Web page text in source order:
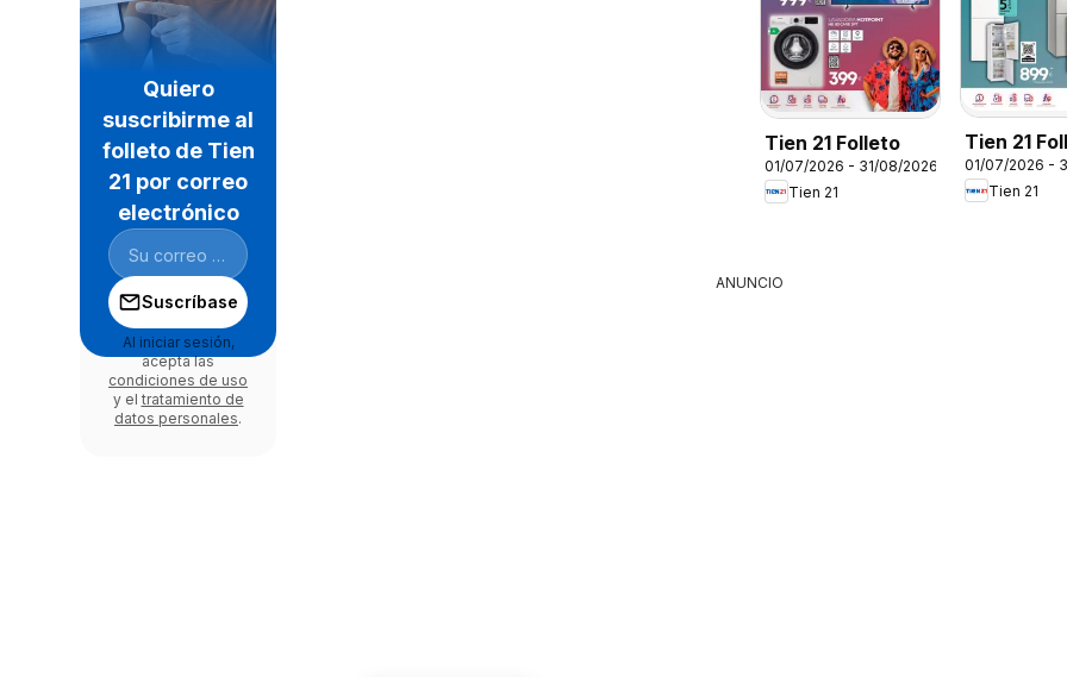
Tien 21 Folleto
01/07/2026 - 31/08/2026
Tien 21
Tien 21
Siemens
01/07/2026 -
Tien 21
ANUNCIO
Quiero
suscribirme al
folleto de Tien
21 por correo
electrónico
Suscríbase
Al iniciar sesión,
acepta las
condiciones de uso
y el tratamiento de
datos personales.